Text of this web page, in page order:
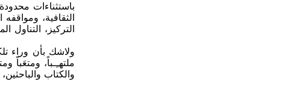
باستثناءات
الثقافية،
التركيز،
ولاشك بأن وراء
ملتهـِـباً،
والكتاب